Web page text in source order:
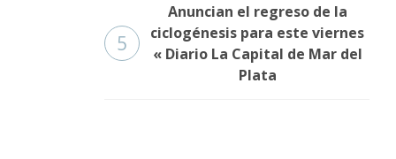
5
Anuncian el regreso de la
ciclogénesis para este viernes
« Diario La Capital de Mar del
Plata